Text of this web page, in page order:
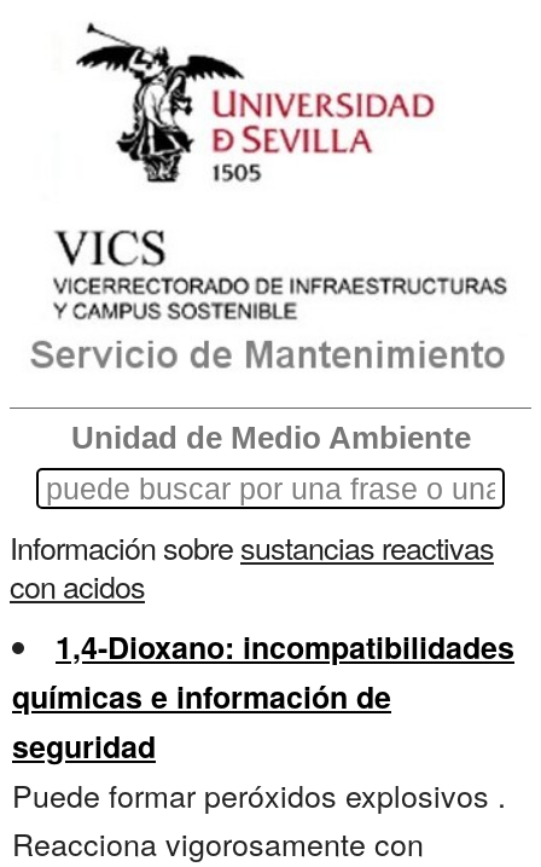
Unidad de Medio Ambiente
Información sobresustancias reactivas
con acidos
1,4-Dioxano: incompatibilidades
químicas e información de
seguridad
Puede formar peróxidos explosivos .
Reacciona vigorosamente con